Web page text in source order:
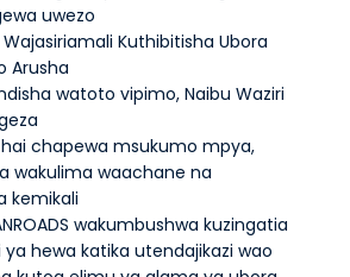
uwezo
Wajasiriamali Kuthibitisha Ubora
Arusha
watoto vipimo, Naibu Waziri
hai chapewa msukumo mpya,
wakulima waachane na
kemikali
wakumbushwa kuzingatia
hewa katika utendajikazi wao